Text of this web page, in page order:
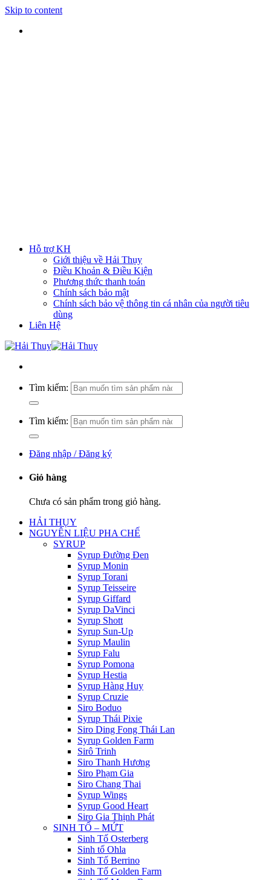
Skip to content
Hỗ trợ KH
Giới thiệu về Hải Thụy
Điều Khoản & Điều Kiện
Phương thức thanh toán
Chính sách bảo mật
Chính sách bảo vệ thông tin cá nhân của người tiêu
dùng
Liên Hệ
Tìm kiếm:
Tìm kiếm:
Đăng nhập / Đăng ký
Giỏ hàng
Chưa có sản phẩm trong giỏ hàng.
HẢI THỤY
NGUYÊN LIỆU PHA CHẾ
SYRUP
Syrup Đường Đen
Syrup Monin
Syrup Torani
Syrup Teisseire
Syrup Giffard
Syrup DaVinci
Syrup Shott
Syrup Sun-Up
Syrup Maulin
Syrup Falu
Syrup Pomona
Syrup Hestia
Syrup Hàng Huy
Syrup Cruzie
Siro Boduo
Syrup Thái Pixie
Siro Ding Fong Thái Lan
Syrup Golden Farm
Sirô Trinh
Siro Thanh Hương
Siro Phạm Gia
Siro Chang Thai
Syrup Wings
Syrup Good Heart
Siro Gia Thịnh Phát
SINH TỐ – MỨT
Sinh Tố Osterberg
Sinh tố Ohla
Sinh Tố Berrino
Sinh Tố Golden Farm